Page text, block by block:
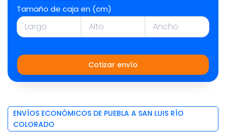
Tamaño de caja en (cm)
Cotizar envío
ENVÍOS ECONÓMICOS DE PUEBLA A SAN LUIS RÍO
COLORADO